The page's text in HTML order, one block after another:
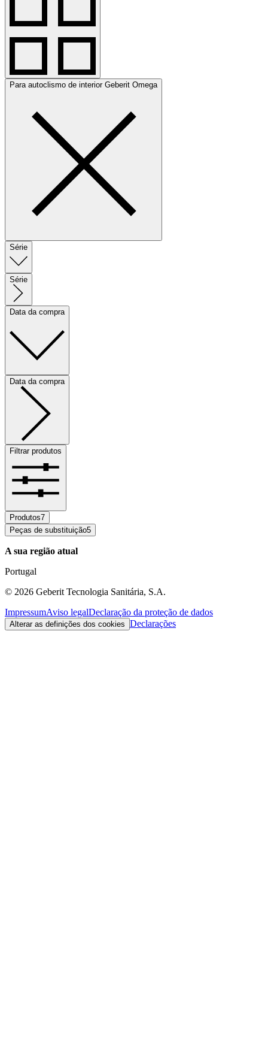
Para autoclismo de interior Geberit Omega
Série
Série
Data da compra
Data da compra
Filtrar produtos
Produtos7
Peças de substituição5
A sua região atual
Portugal
© 2026 Geberit Tecnologia Sanitária, S.A.
ImpressumAviso legalDeclaração da proteção de dados
Alterar as definições dos cookies Declarações